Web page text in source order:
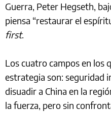
Guerra, Peter Hegseth,
piensa “restaurar el
first.
Los cuatro campos en los
estrategia son: seguridad
disuadir a China en la
la fuerza, pero sin